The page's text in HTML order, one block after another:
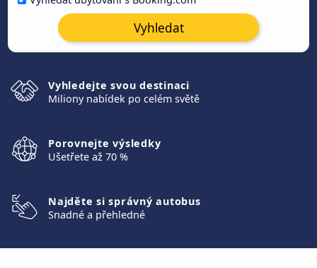
Vyhledat
Vyhledejte svou destinaci
Miliony nabídek po celém světě
Porovnejte výsledky
Ušetřete až 70 %
Najděte si správný autobus
Snadné a přehledné